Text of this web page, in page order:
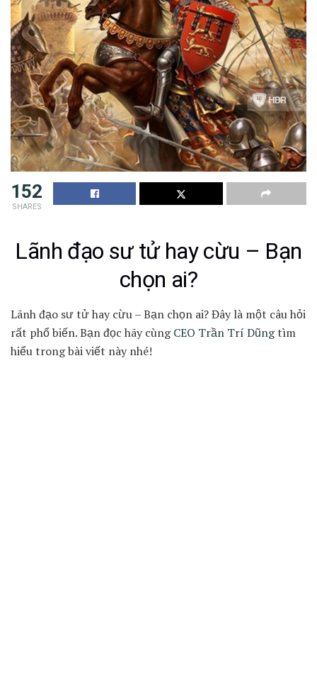
152
SHARES
Lãnh đạo sư tử hay cừu – Bạn
chọn ai?
Lãnh đạo sư tử hay cừu – Bạn chọn ai? Đây là một câu hỏi
rất phổ biến. Bạn đọc hãy cùngCEO Trần Trí Dũngtìm
hiểu trong bài viết này nhé!